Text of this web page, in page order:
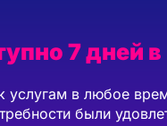
7 дней
услугам в любое
были